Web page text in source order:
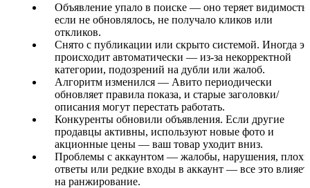
Объявление упало в поиске — оно теряет видимость,
если не обновлялось, не получало кликов или
откликов.
Снято с публикации или скрыто системой. Иногда
происходит автоматически — из-за некорректной
категории, подозрений на дубли или жалоб.
Алгоритм изменился — Авито периодически
обновляет правила показа, и старые заголовки/
описания могут перестать работать.
Конкуренты обновили объявления. Если другие
продавцы активны, используют новые фото и
акционные цены — ваш товар уходит вниз.
Проблемы с аккаунтом — жалобы, нарушения,
ответы или редкие входы в аккаунт — все это влияет
на ранжирование.